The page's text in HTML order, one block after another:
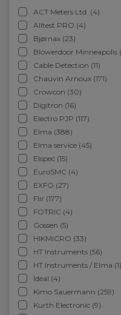
ACT Meters Ltd. (4)
Alltest PRO (4)
Bjørnax (23)
Blowerdoor Minneapolis
Cable Detection (11)
Chauvin Arnoux (171)
Crowcon (30)
Digitron (16)
Electro PJP (117)
Elma (388)
Elma service (45)
Elspec (15)
EuroSMC (4)
EXFO (27)
Flir (177)
FOTRIC (4)
Gossen (5)
HIKMICRO (33)
HT Instruments (56)
HT Instruments / Elma (1)
Ideal (4)
Kimo Sauermann (259)
Kurth Electronic (9)